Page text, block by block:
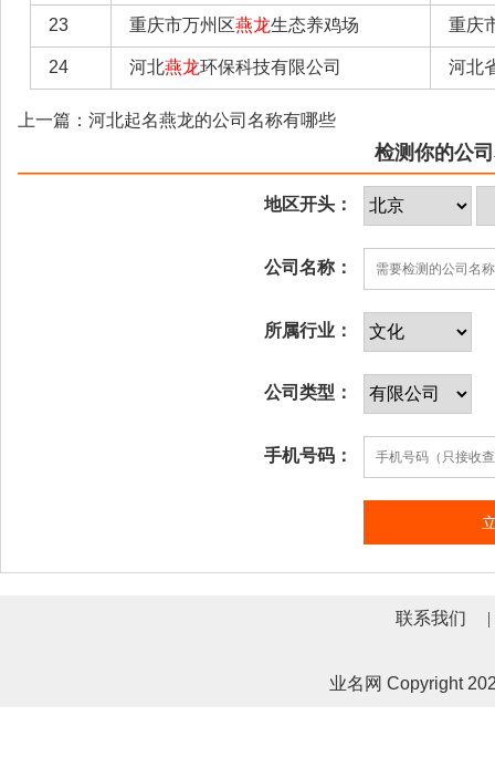
23 重庆市万州区燕龙生态养鸡场 重庆
24 河北燕龙环保科技有限公司 河北
上一篇：河北起名燕龙的公司名称有哪些
检测你的公
地区开头：
公司名称：
所属行业：
公司类型：
手机号码：
联系我们 |
业名网 Copyright